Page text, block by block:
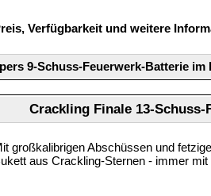
Verfügbarkeit und weitere
9-Schuss-Feuerwerk-Batterie im
Crackling Finale 13-
großkalibrigen Abschüssen und
aus Crackling-Sternen - immer